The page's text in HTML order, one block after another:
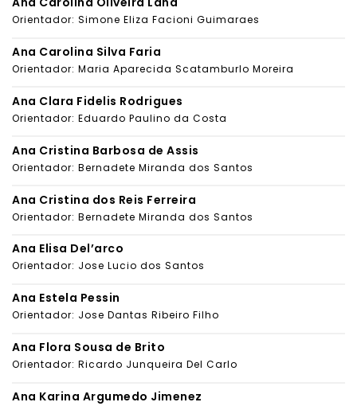
Orientador: Simone Eliza Facioni Guimaraes
Ana Carolina Silva Faria
Orientador: Maria Aparecida Scatamburlo Moreira
Ana Clara Fidelis Rodrigues
Orientador: Eduardo Paulino da Costa
Ana Cristina Barbosa de Assis
Orientador: Bernadete Miranda dos Santos
Ana Cristina dos Reis Ferreira
Orientador: Bernadete Miranda dos Santos
Ana Elisa Del’arco
Orientador: Jose Lucio dos Santos
Ana Estela Pessin
Orientador: Jose Dantas Ribeiro Filho
Ana Flora Sousa de Brito
Orientador: Ricardo Junqueira Del Carlo
Ana Karina Argumedo Jimenez